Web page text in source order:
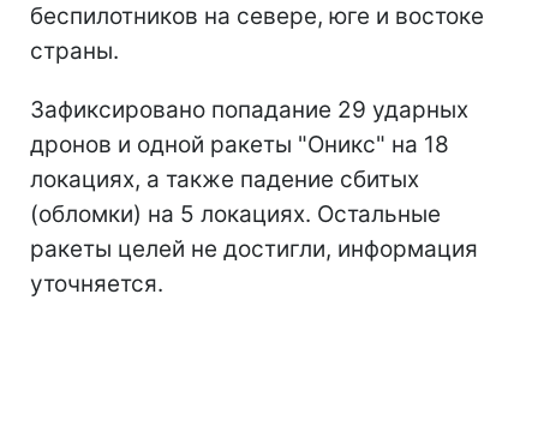
беспилотников на севере, юге и востоке
страны.
Зафиксировано попадание 29 ударных
дронов и одной ракеты "Оникс" на 18
локациях, а также падение сбитых
(обломки) на 5 локациях. Остальные
ракеты целей не достигли, информация
уточняется.